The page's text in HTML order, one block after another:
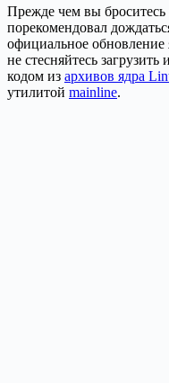
Прежде чем вы броситесь
порекомендовал
официальное
не стесняйтесь
кодом из архивов ядра
утилитой mainline.